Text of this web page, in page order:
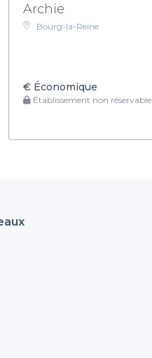
Archie
Bourg-la-Reine
€Économique
Établissement non réservable